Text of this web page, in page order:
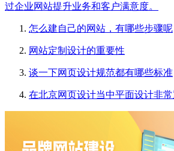
过企业网站提升业务和客户满意度。
怎么建自己的网站，有哪些步骤呢
网站定制设计的重要性
谈一下网页设计规范都有哪些标准
在北京网页设计当中平面设计非